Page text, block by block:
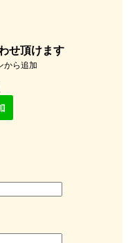
せ頂けます
から追加